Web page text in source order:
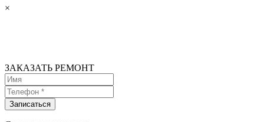
×
ЗАКАЗАТЬ РЕМОНТ